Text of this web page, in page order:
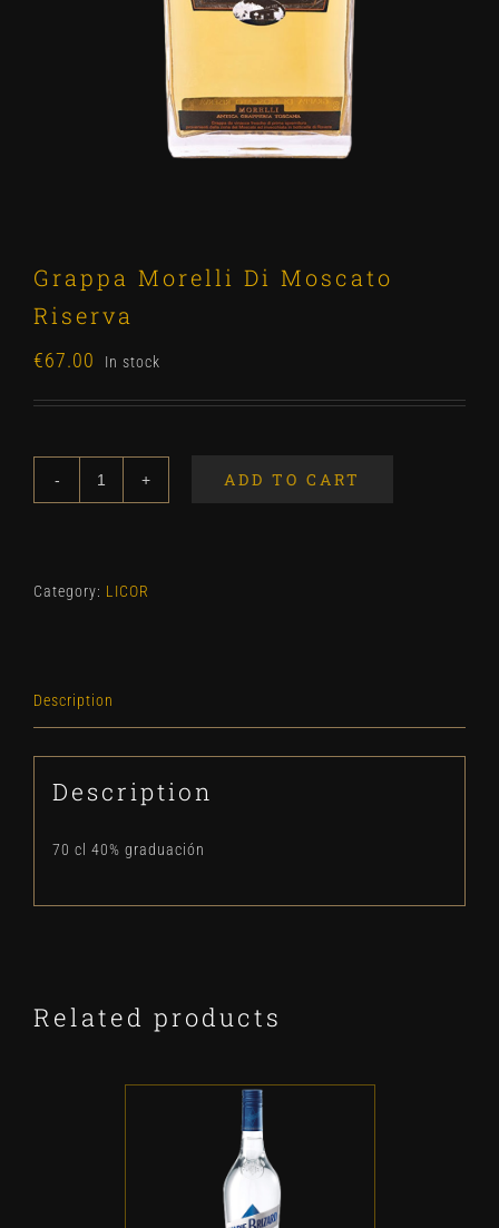
Grappa Morelli Di Moscato
Riserva
€67.00 In stock
Moscato
ADD TO CART
Category: LICOR
Description
Description
70 cl 40% graduación
Related products
ADD TO CART / DETALLES